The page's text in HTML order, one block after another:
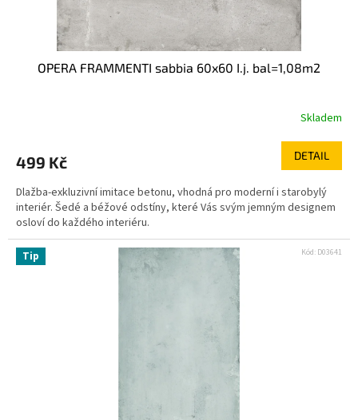
OPERA FRAMMENTI sabbia 60x60 I.j. bal=1,08m2
Skladem
499 Kč DETAIL
Dlažba-exkluzivní imitace betonu, vhodná pro moderní i starobylý
interiér. Šedé a béžové odstíny, které Vás svým jemným designem
osloví do každého interiéru.
Tip Kód: D03641